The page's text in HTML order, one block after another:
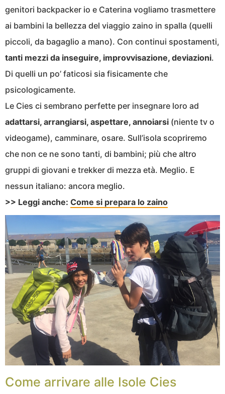
genitori backpacker io e Caterina vogliamo trasmettere
ai bambini la bellezza del viaggio zaino in spalla (quelli
piccoli, da bagaglio a mano). Con continui spostamenti,
tanti mezzi da inseguire, improvvisazione, deviazioni.
Di quelli un po’ faticosi sia fisicamente che
psicologicamente.
Le Cies ci sembrano perfette per insegnare loro ad
adattarsi, arrangiarsi, aspettare, annoiarsi (niente tv o
videogame), camminare, osare. Sull’isola scopriremo
che non ce ne sono tanti, di bambini; più che altro
gruppi di giovani e trekker di mezza età. Meglio. E
nessun italiano: ancora meglio.
>> Leggi anche: Come si prepara lo zaino
Come arrivare alle Isole Cies